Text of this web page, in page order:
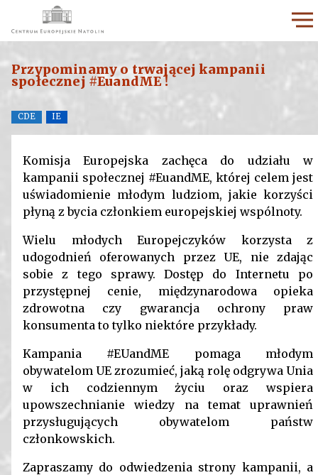
Przypominamy o trwającej kampanii
społecznej #EuandME !
CDE IE
Komisja Europejska zachęca do udziału w
kampanii społecznej #EuandME, której celem jest
uświadomienie młodym ludziom, jakie korzyści
płyną z bycia członkiem europejskiej wspólnoty.
Wielu młodych Europejczyków korzysta z
udogodnień oferowanych przez UE, nie zdając
sobie z tego sprawy. Dostęp do Internetu po
przystępnej cenie, międzynarodowa opieka
zdrowotna czy gwarancja ochrony praw
konsumenta to tylko niektóre przykłady.
Kampania #EUandME pomaga młodym
obywatelom UE zrozumieć, jaką rolę odgrywa Unia
w ich codziennym życiu oraz wspiera
upowszechnianie wiedzy na temat uprawnień
przysługujących obywatelom państw
członkowskich.
Zapraszamy do odwiedzenia strony kampanii, a